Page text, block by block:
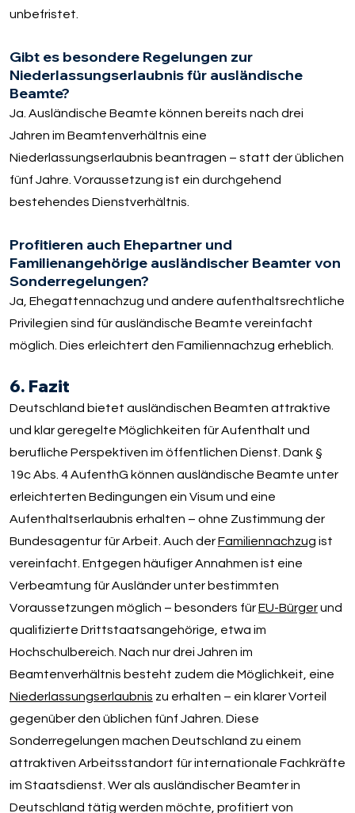
unbefristet.
Gibt es besondere Regelungen zur
Niederlassungserlaubnis für ausländische
Beamte?
Ja. Ausländische Beamte können bereits nach drei
Jahren im Beamtenverhältnis eine
Niederlassungserlaubnis beantragen – statt der üblichen
fünf Jahre. Voraussetzung ist ein durchgehend
bestehendes Dienstverhältnis.
Profitieren auch Ehepartner und
Familienangehörige ausländischer Beamter von
Sonderregelungen?
Ja, Ehegattennachzug und andere aufenthaltsrechtliche
Privilegien sind für ausländische Beamte vereinfacht
möglich. Dies erleichtert den Familiennachzug erheblich.
6. Fazit
Deutschland bietet ausländischen Beamten attraktive
und klar geregelte Möglichkeiten für Aufenthalt und
berufliche Perspektiven im öffentlichen Dienst. Dank §
19c Abs. 4 AufenthG können ausländische Beamte unter
erleichterten Bedingungen ein Visum und eine
Aufenthaltserlaubnis erhalten – ohne Zustimmung der
Bundesagentur für Arbeit. Auch derFamiliennachzug ist
vereinfacht. Entgegen häufiger Annahmen ist eine
Verbeamtung für Ausländer unter bestimmten
Voraussetzungen möglich – besonders fürEU-Bürgerund
qualifizierte Drittstaatsangehörige, etwa im
Hochschulbereich. Nach nur drei Jahren im
Beamtenverhältnis besteht zudem die Möglichkeit, eine
Niederlassungserlaubnis zu erhalten – ein klarer Vorteil
gegenüber den üblichen fünf Jahren. Diese
Sonderregelungen machen Deutschland zu einem
attraktiven Arbeitsstandort für internationale Fachkräfte
im Staatsdienst. Wer als ausländischer Beamter in
Deutschland tätig werden möchte, profitiert von